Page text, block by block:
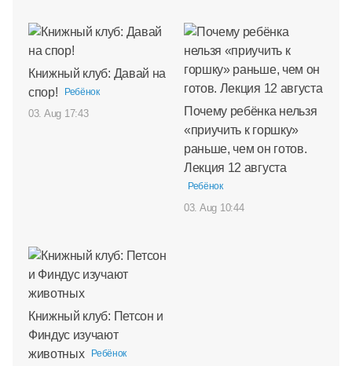
Книжный клуб: Давай на
спор!
Ребёнок
03. Aug 17:43
Почему ребёнка нельзя
«приучить к горшку»
раньше, чем он готов.
Лекция 12 августа
Ребёнок
03. Aug 10:44
Книжный клуб: Петсон и
Финдус изучают
животных
Ребёнок